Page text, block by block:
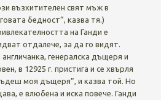
възхитителен свят мъж в
бедност”, казва тя.)
на Ганди е
отдалече, за да го видят.
генералска дъщеря и
в 12925 г. пристига и се хвърля
моя дъщеря”, и казва той. Но
е влюбена и иска повече. Ганди